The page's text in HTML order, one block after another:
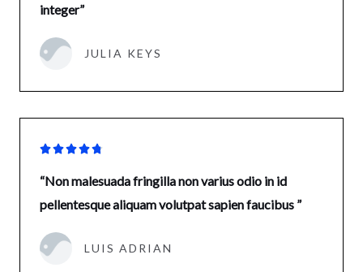
integer”
JULIA KEYS

“Non malesuada fringilla non varius odio in id
pellentesque aliquam volutpat sapien faucibus ”
LUIS ADRIAN